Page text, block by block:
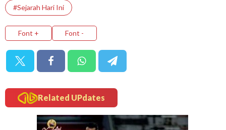
#Sejarah Hari Ini
Font + Font -
Related UPdates